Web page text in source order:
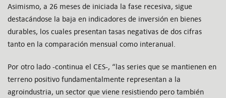
Asimismo, a 26 meses de iniciada la fase recesiva, sigue
destacándose la baja en indicadores de inversión en bienes
durables, los cuales presentan tasas negativas de dos cifras
tanto en la comparación mensual como interanual.
Por otro lado -continua el CES-, “las series que se mantienen en
terreno positivo fundamentalmente representan a la
agroindustria, un sector que viene resistiendo pero también